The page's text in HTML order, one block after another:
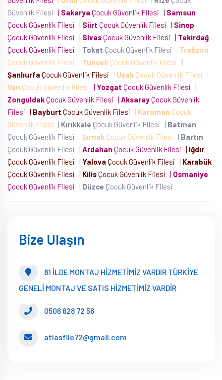
Güvenlik Filesi | Sakarya Çocuk Güvenlik Filesi | Samsun
Çocuk Güvenlik Filesi | Siirt Çocuk Güvenlik Filesi | Sinop
Çocuk Güvenlik Filesi | SivasÇocuk Güvenlik Filesi | Tekirdağ
Çocuk Güvenlik Filesi
| Tokat Çocuk Güvenlik Filesi | Trabzon
Çocuk Güvenlik Filesi
| Tunceli Çocuk Güvenlik Filesi |
Şanlıurfa Çocuk Güvenlik Filesi | Uşak Çocuk Güvenlik Filesi
|
Van Çocuk Güvenlik Filesi | Yozgat Çocuk Güvenlik Filesi |
ZonguldakÇocuk Güvenlik Filesi | AksarayÇocuk Güvenlik
Filesi | Bayburt Çocuk Güvenlik Filesi | Karaman Çocuk
Güvenlik Filesi
| Kırıkkale Çocuk Güvenlik Filesi | Batman
Çocuk Güvenlik Filesi
| Şırnak Çocuk Güvenlik Filesi | Bartın
Çocuk Güvenlik Filesi | Ardahan Çocuk Güvenlik Filesi | Iğdır
Çocuk Güvenlik Filesi | Yalova Çocuk Güvenlik Filesi | Karabük
Çocuk Güvenlik Filesi | KilisÇocuk Güvenlik Filesi | Osmaniye
Çocuk Güvenlik Filesi
| Düzce Çocuk Güvenlik Filesi
Bize Ulaşın
81 İLDE MONTAJ HİZMETİMİZ VARDIR TÜRKİYE
GENELİ MONTAJ VE SATIS HİZMETİMİZ VARDİR
0506 628 72 56
atlasfile72@gmail.com